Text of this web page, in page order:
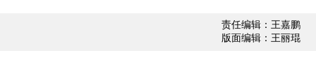
责任编辑：王嘉鹏
版面编辑：王丽琨